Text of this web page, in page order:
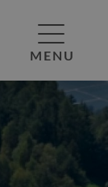
MENU